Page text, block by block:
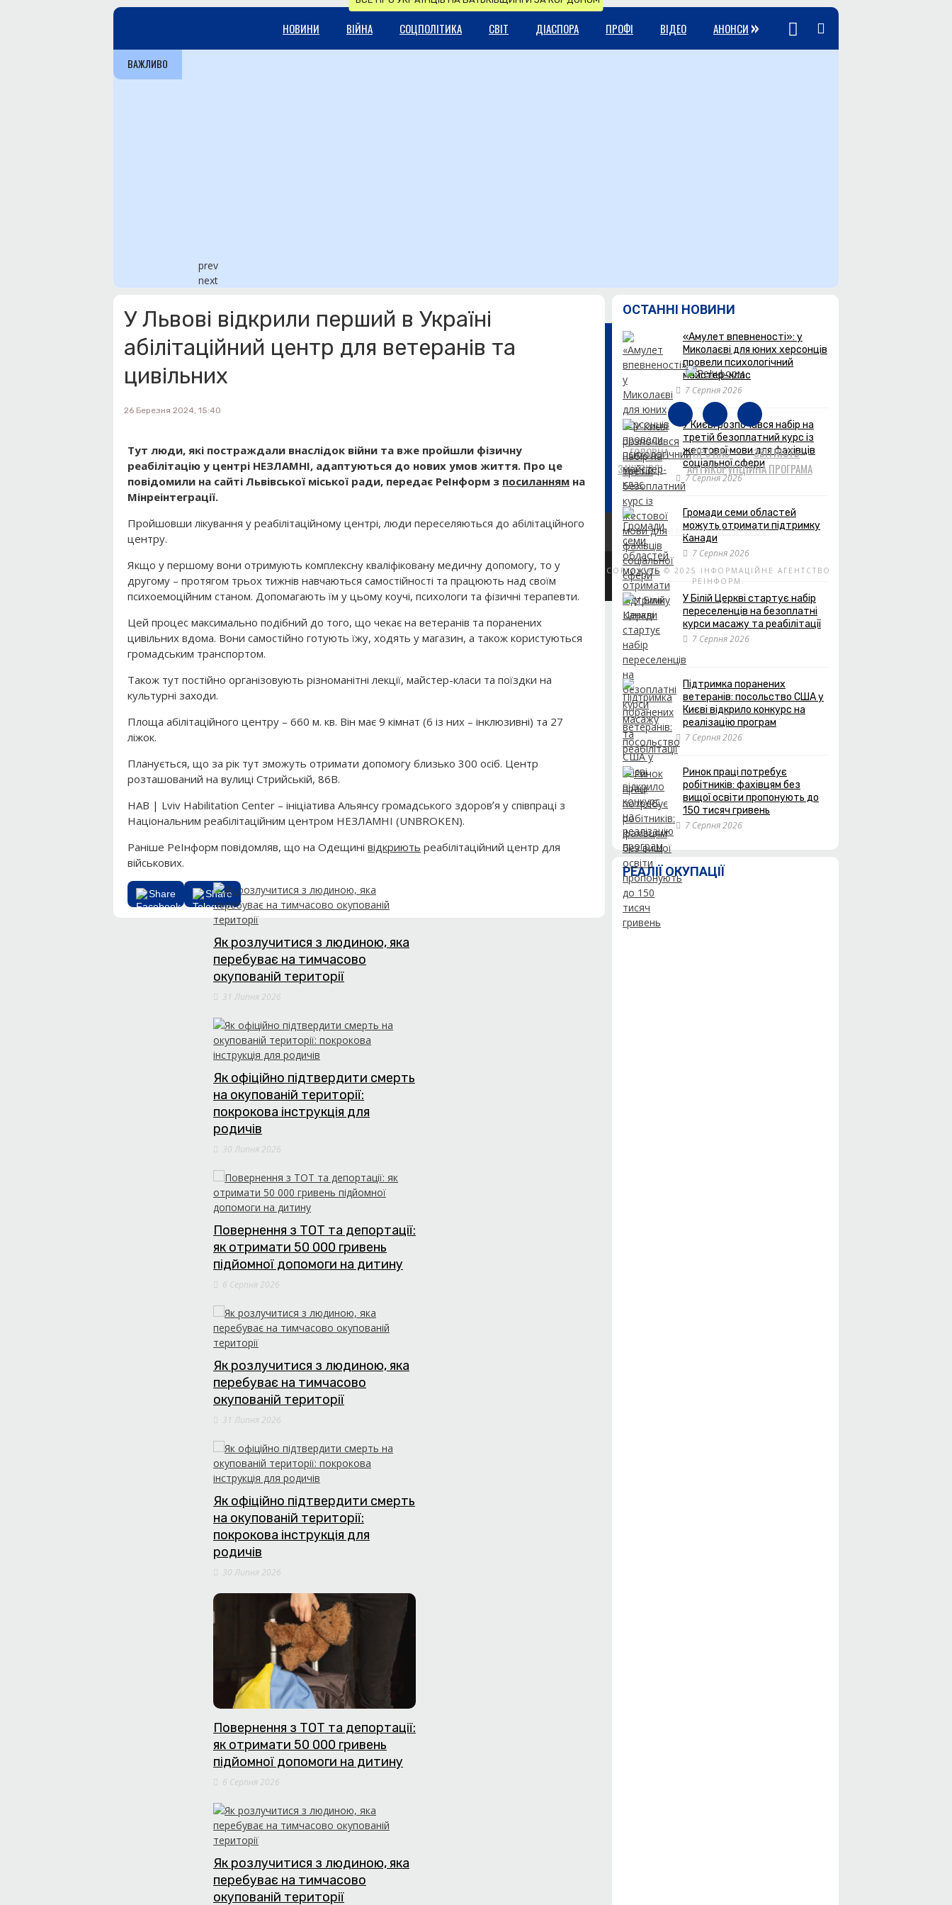
НОВИНИ ВІЙНА СОЦПОЛІТИКА СВІТ ДІАСПОРА ПРОФІ ВІДЕО АНОНСИ »
ВАЖЛИВО
prev
next
У Львові відкрили перший в Україні
абілітаційний центр для ветеранів та
цивільних
26 Березня 2024, 15:40
Тут люди, які постраждали внаслідок війни та вже пройшли фізичну
реабілітацію у центрі НЕЗЛАМНІ, адаптуються до нових умов життя. Про це
повідомили на сайті Львівської міської ради, передає РеІнформ з посиланням на
Мінреінтеграції.
Пройшовши лікування у реабілітаційному центрі, люди переселяються до абілітаційного
центру.
Якщо у першому вони отримують комплексну кваліфіковану медичну допомогу, то у
другому – протягом трьох тижнів навчаються самостійності та працюють над своїм
психоемоційним станом. Допомагають їм у цьому коучі, психологи та фізичні терапевти.
Цей процес максимально подібний до того, що чекає на ветеранів та поранених
цивільних вдома. Вони самостійно готують їжу, ходять у магазин, а також користуються
громадським транспортом.
Також тут постійно організовують різноманітні лекції, майстер-класи та поїздки на
культурні заходи.
Площа абілітаційного центру – 660 м. кв. Він має 9 кімнат (6 із них – інклюзивні) та 27
ліжок.
Планується, що за рік тут зможуть отримати допомогу близько 300 осіб. Центр
розташований на вулиці Стрийській, 86В.
HAB | Lviv Habilitation Center – ініціатива Альянсу громадського здоровʼя у співпраці з
Національним реабілітаційним центром НЕЗЛАМНІ (UNBROKEN).
Раніше РеІнформ повідомляв, що на Одещині відкриють реабілітаційний центр для
військових.
Share Share
ОСТАННІ НОВИНИ
«Амулет впевненості»: у
Миколаєві для юних херсонців
провели психологічний
майстер-клас
7 Серпня 2026
У Києві розпочався набір на
третій безоплатний курс із
жестової мови для фахівців
соціальної сфери
7 Серпня 2026
Громади семи областей
можуть отримати підтримку
Канади
7 Серпня 2026
У Білій Церкві стартує набір
переселенців на безоплатні
курси масажу та реабілітації
7 Серпня 2026
Підтримка поранених
ветеранів: посольство США у
Києві відкрило конкурс на
реалізацію програм
7 Серпня 2026
Ринок праці потребує
робітників: фахівцям без
вищої освіти пропонують до
150 тисяч гривень
7 Серпня 2026
РЕАЛІЇ ОКУПАЦІЇ
Як розлучитися з людиною, яка
перебуває на тимчасово
окупованій території
31 Липня 2026
Як офіційно підтвердити смерть
на окупованій території:
покрокова інструкція для
родичів
30 Липня 2026
Повернення з ТОТ та депортації:
як отримати 50 000 гривень
підйомної допомоги на дитину
6 Серпня 2026
Як розлучитися з людиною, яка
перебуває на тимчасово
окупованій території
31 Липня 2026
Як офіційно підтвердити смерть
на окупованій території:
покрокова інструкція для
родичів
30 Липня 2026
Повернення з ТОТ та депортації:
як отримати 50 000 гривень
підйомної допомоги на дитину
6 Серпня 2026
Як розлучитися з людиною, яка
перебуває на тимчасово
окупованій території
ГОЛОВНА ПРО НАС
ЗВІТНІСТЬ
ЗАКУПІВЛІ
АНТИКОРУПЦІЙНА ПРОГРАМА
ЗВОРОТНІЙ ЗВ'ЯЗОК
COPYRIGHT © 2025 ІНФОРМАЦІЙНЕ АГЕНТСТВО
РЕІНФОРМ.